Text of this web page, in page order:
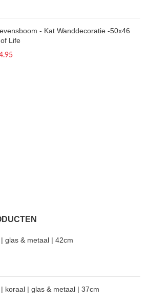
- Kat Wanddecoratie -50x46
Life
glas & metaal | 42cm
koraal | glas & metaal | 37cm